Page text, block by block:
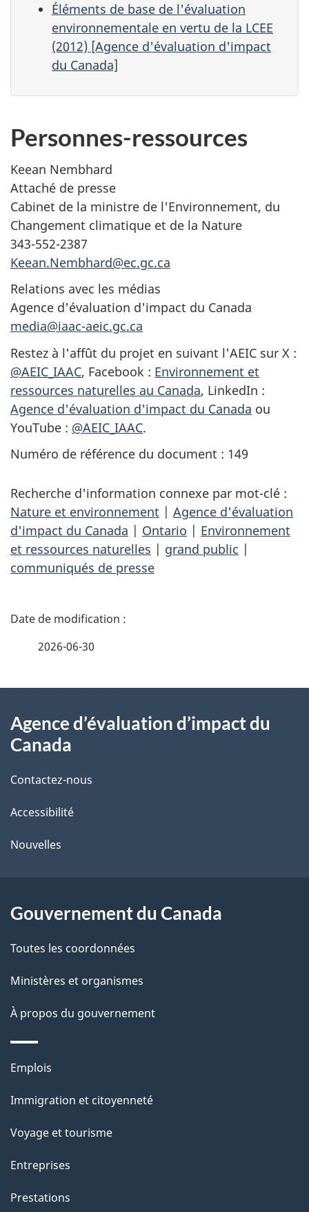
Éléments de base de l'évaluation
environnementale en vertu de la LCEE
(2012) [Agence d'évaluation d'impact
du Canada]
Personnes-ressources
Keean Nembhard
Attaché de presse
Cabinet de la ministre de l'Environnement, du
Changement climatique et de la Nature
343-552-2387
Keean.Nembhard@ec.gc.ca
Relations avec les médias
Agence d'évaluation d'impact du Canada
media@iaac-aeic.gc.ca
Restez à l'affût du projet en suivant l'AEIC sur X :
@AEIC_IAAC, Facebook : Environnement et
ressources naturelles au Canada, LinkedIn :
Agence d'évaluation d'impact du Canada ou
YouTube : @AEIC_IAAC.
Numéro de référence du document : 149
Recherche d'information connexe par mot-clé :
Nature et environnement | Agence d'évaluation
d'impact du Canada | Ontario | Environnement
et ressources naturelles | grand public |
communiqués de presse
D
i
s
d
e
a
p
a
g
e
2026-06-30
propos
ce
site
Agence d’évaluation d’impact du
Canada
Contactez-nous
Accessibilité
Nouvelles
Gouvernement du Canada
Toutes les coordonnées
Ministères et organismes
À propos du gouvernement
Thèmes
sujets
Emplois
Immigration et citoyenneté
Voyage et tourisme
Entreprises
Prestations